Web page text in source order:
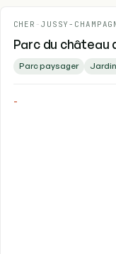
CHER - JUSSY-
Parc du château
Parc paysager
-